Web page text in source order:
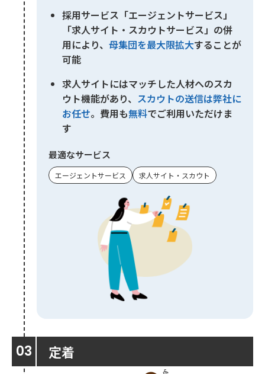
採用サービス「エージェントサービス」
「求人サイト・スカウトサービス」の併
用により、 母集団を最大限拡大することが
可能
求人サイトにはマッチした人材へのスカ
ウト機能があり、 スカウトの送信は弊社に
お任せ。費用も無料でご利用いただけま
す
最適なサービス
エージェントサービス 求人サイト・スカウト
定着